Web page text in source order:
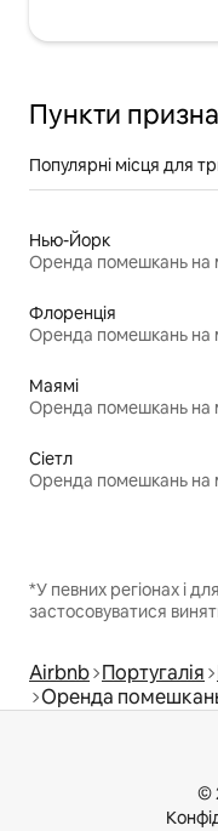
Пункти
Популярні місця для
Нью-Йорк
Флоренція
Маямі
Сіетл
*У певних регіонах і
застосовуватися
Airbnb Португалія
Оренда
©